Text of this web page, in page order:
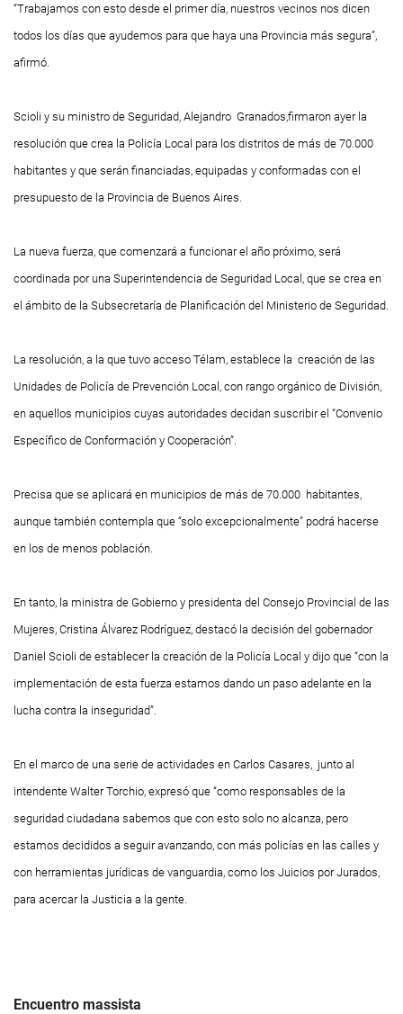
“Trabajamos con esto desde el primer día, nuestros vecinos nos dicen
todos los días que ayudemos para que haya una Provincia más segura”,
afirmó.
Scioli y su ministro de Seguridad, Alejandro Granados,firmaron ayer la
resolución que crea la Policía Local para los distritos de más de 70.000
habitantes y que serán financiadas, equipadas y conformadas con el
presupuesto de la Provincia de Buenos Aires.
La nueva fuerza, que comenzará a funcionar el año próximo, será
coordinada por una Superintendencia de Seguridad Local, que se crea en
el ámbito de la Subsecretaría de Planificación del Ministerio de Seguridad.
La resolución, a la que tuvo acceso Télam, establece la creación de las
Unidades de Policía de Prevención Local, con rango orgánico de División,
en aquellos municipios cuyas autoridades decidan suscribir el “Convenio
Específico de Conformación y Cooperación”.
Precisa que se aplicará en municipios de más de 70.000 habitantes,
aunque también contempla que “solo excepcionalmente” podrá hacerse
en los de menos población.
En tanto, la ministra de Gobierno y presidenta del Consejo Provincial de las
Mujeres, Cristina Álvarez Rodríguez, destacó la decisión del gobernador
Daniel Scioli de establecer la creación de la Policía Local y dijo que “con la
implementación de esta fuerza estamos dando un paso adelante en la
lucha contra la inseguridad”.
En el marco de una serie de actividades en Carlos Casares, junto al
intendente Walter Torchio, expresó que “como responsables de la
seguridad ciudadana sabemos que con esto solo no alcanza, pero
estamos decididos a seguir avanzando, con más policías en las calles y
con herramientas jurídicas de vanguardia, como los Juicios por Jurados,
para acercar la Justicia a la gente.
Encuentro massista